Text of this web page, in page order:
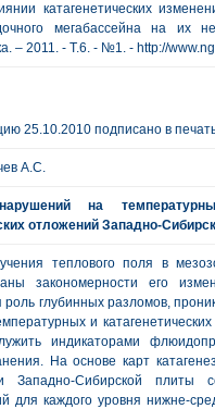
катагенетических
мегабассейна на их
– 2011. - Т.6. - №1. - http://
25.10.2010 подписано в
А.С.
на
отложений Западно-
теплового поля в
закономерности его
глубинных разломов,
и
индикаторами
На основе карт
Западно-Сибирской плиты
для каждого уровня нижне-